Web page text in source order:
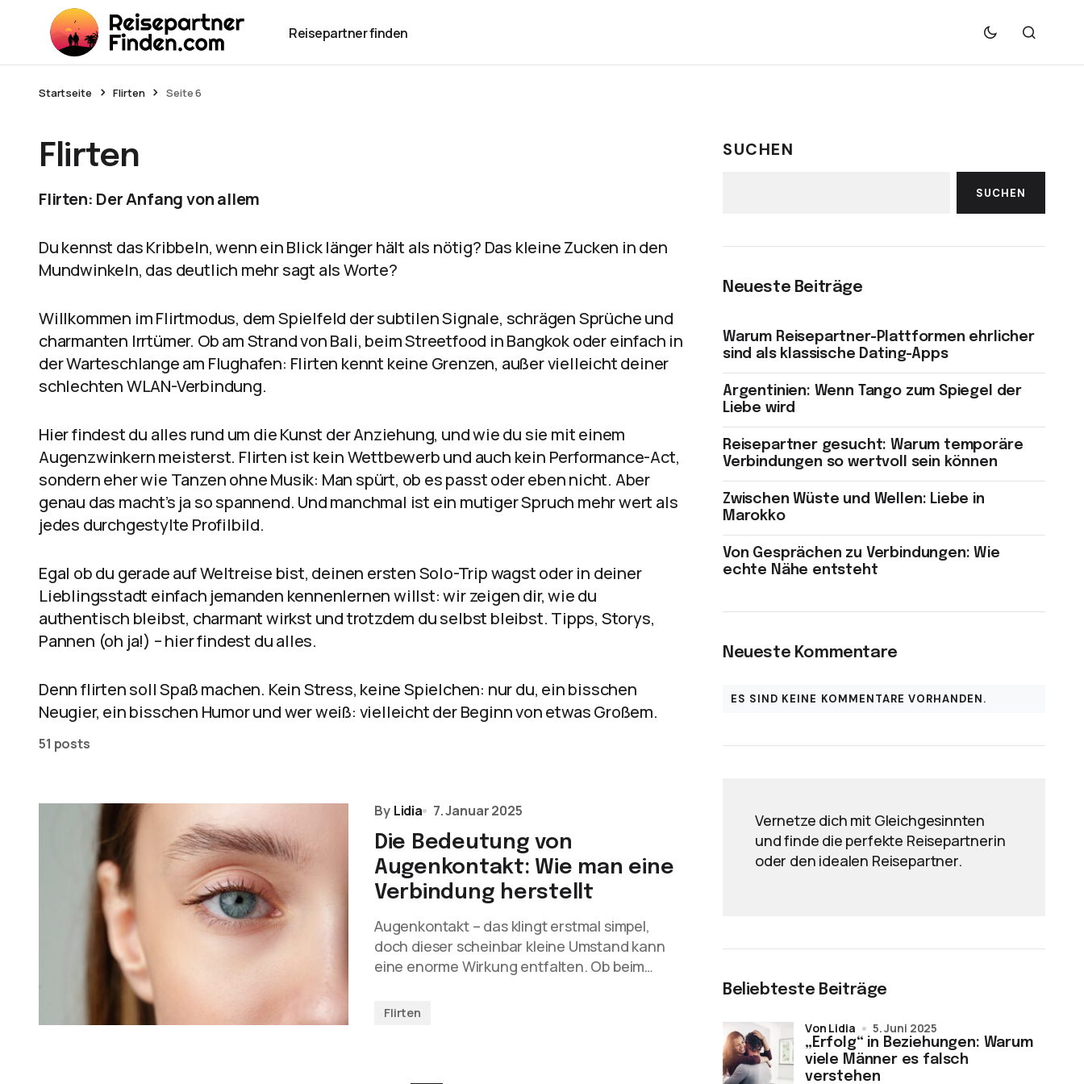
Reisepartner finden
Startseite Flirten Seite 6
Flirten
Flirten: Der Anfang von allem
Du kennst das Kribbeln, wenn ein Blick länger hält als nötig? Das kleine Zucken in den
Mundwinkeln, das deutlich mehr sagt als Worte?
Willkommen im Flirtmodus, dem Spielfeld der subtilen Signale, schrägen Sprüche und
charmanten Irrtümer. Ob am Strand von Bali, beim Streetfood in Bangkok oder einfach in
der Warteschlange am Flughafen: Flirten kennt keine Grenzen, außer vielleicht deiner
schlechten WLAN-Verbindung.
Hier findest du alles rund um die Kunst der Anziehung, und wie du sie mit einem
Augenzwinkern meisterst. Flirten ist kein Wettbewerb und auch kein Performance-Act,
sondern eher wie Tanzen ohne Musik: Man spürt, ob es passt oder eben nicht. Aber
genau das macht’s ja so spannend. Und manchmal ist ein mutiger Spruch mehr wert als
jedes durchgestylte Profilbild.
Egal ob du gerade auf Weltreise bist, deinen ersten Solo-Trip wagst oder in deiner
Lieblingsstadt einfach jemanden kennenlernen willst: wir zeigen dir, wie du
authentisch bleibst, charmant wirkst und trotzdem du selbst bleibst. Tipps, Storys,
Pannen (oh ja!) – hier findest du alles.
Denn flirten soll Spaß machen. Kein Stress, keine Spielchen: nur du, ein bisschen
Neugier, ein bisschen Humor und wer weiß: vielleicht der Beginn von etwas Großem.
51 posts
By Lidia 7. Januar 2025
Die Bedeutung von
Augenkontakt: Wie man eine
Verbindung herstellt
Augenkontakt – das klingt erstmal simpel,
doch dieser scheinbar kleine Umstand kann
eine enorme Wirkung entfalten. Ob beim…
Flirten
SUCHEN
SUCHEN
Neueste Beiträge
Warum Reisepartner-Plattformen ehrlicher
sind als klassische Dating-Apps
Argentinien: Wenn Tango zum Spiegel der
Liebe wird
Reisepartner gesucht: Warum temporäre
Verbindungen so wertvoll sein können
Zwischen Wüste und Wellen: Liebe in
Marokko
Von Gesprächen zu Verbindungen: Wie
echte Nähe entsteht
Neueste Kommentare
ES SIND KEINE KOMMENTARE VORHANDEN.
Vernetze dich mit Gleichgesinnten
und finde die perfekte Reisepartnerin
oder den idealen Reisepartner.
Beliebteste Beiträge
„Erfolg“ in Beziehungen: Warum
viele Männer es falsch
verstehen
von Lidia 5. Juni 2025